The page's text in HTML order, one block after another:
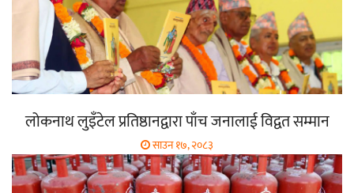
लोकनाथ लुइँटेल प्रतिष्ठानद्वारा पाँच जनालाई विद्वत सम्मान
साउन १७, २०८३